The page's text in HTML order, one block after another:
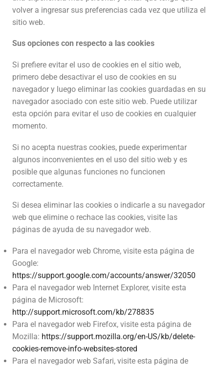
volver a ingresar sus preferencias cada vez que utiliza el
sitio web.
Sus opciones con respecto a las cookies
Si prefiere evitar el uso de cookies en el sitio web,
primero debe desactivar el uso de cookies en su
navegador y luego eliminar las cookies guardadas en su
navegador asociado con este sitio web. Puede utilizar
esta opción para evitar el uso de cookies en cualquier
momento.
Si no acepta nuestras cookies, puede experimentar
algunos inconvenientes en el uso del sitio web y es
posible que algunas funciones no funcionen
correctamente.
Si desea eliminar las cookies o indicarle a su navegador
web que elimine o rechace las cookies, visite las
páginas de ayuda de su navegador web.
Para el navegador web Chrome, visite esta página de
Google:
https://support.google.com/accounts/answer/32050
Para el navegador web Internet Explorer, visite esta
página de Microsoft:
http://support.microsoft.com/kb/278835
Para el navegador web Firefox, visite esta página de
Mozilla: https://support.mozilla.org/en-US/kb/delete-
cookies-remove-info-websites-stored
Para el navegador web Safari, visite esta página de